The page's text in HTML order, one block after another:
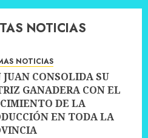
NOTICIAS
NOTICIAS
JUAN CONSOLIDA SU
GANADERA CON EL
DE LA
EN TODA LA